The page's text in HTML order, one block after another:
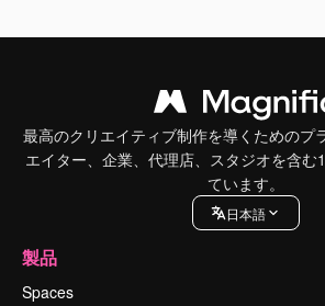
最高のクリエイティブ制作を導くためのプ
エイター、企業、代理店、スタジオを含む
ています。
日本語
製品
Spaces